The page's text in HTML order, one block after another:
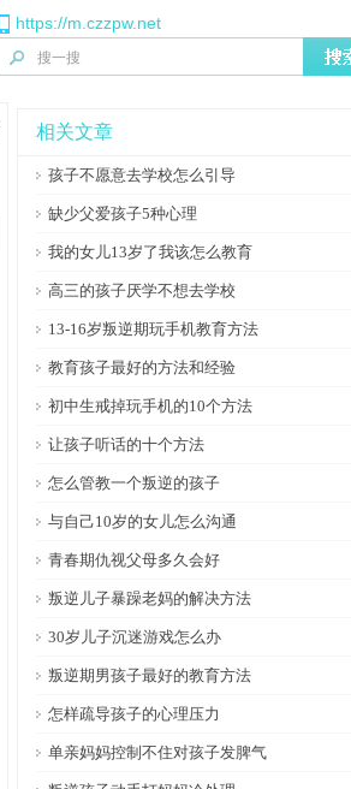
https://m.czzpw.net
相关文章
孩子不愿意去学校怎么引导
缺少父爱孩子5种心理
我的女儿13岁了我该怎么教育
高三的孩子厌学不想去学校
13-16岁叛逆期玩手机教育方法
教育孩子最好的方法和经验
初中生戒掉玩手机的10个方法
让孩子听话的十个方法
怎么管教一个叛逆的孩子
与自己10岁的女儿怎么沟通
青春期仇视父母多久会好
叛逆儿子暴躁老妈的解决方法
30岁儿子沉迷游戏怎么办
叛逆期男孩子最好的教育方法
怎样疏导孩子的心理压力
单亲妈妈控制不住对孩子发脾气